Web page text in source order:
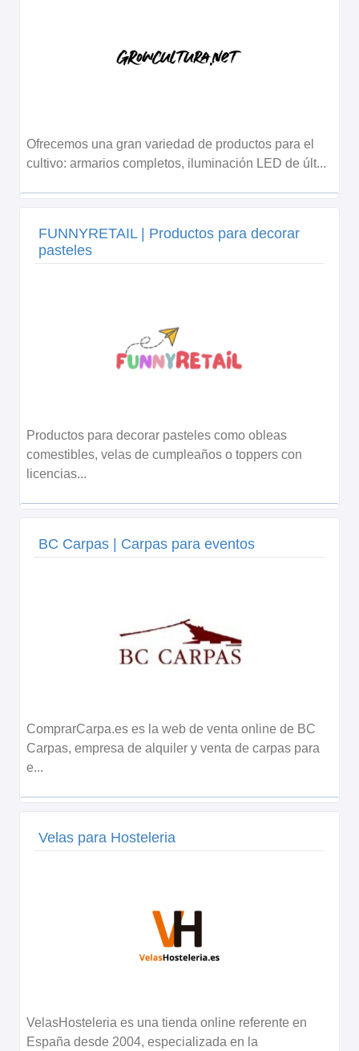
Ofrecemos una gran variedad de productos para el
cultivo: armarios completos, iluminación LED de últ...
FUNNYRETAIL | Productos para decorar
pasteles
Productos para decorar pasteles como obleas
comestibles, velas de cumpleaños o toppers con
licencias...
BC Carpas | Carpas para eventos
ComprarCarpa.es es la web de venta online de BC
Carpas, empresa de alquiler y venta de carpas para
e...
Velas para Hosteleria
VelasHosteleria es una tienda online referente en
España desde 2004, especializada en la